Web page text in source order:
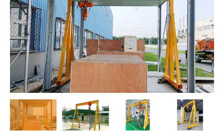
Dansk
Norsk
O‘zbekcha